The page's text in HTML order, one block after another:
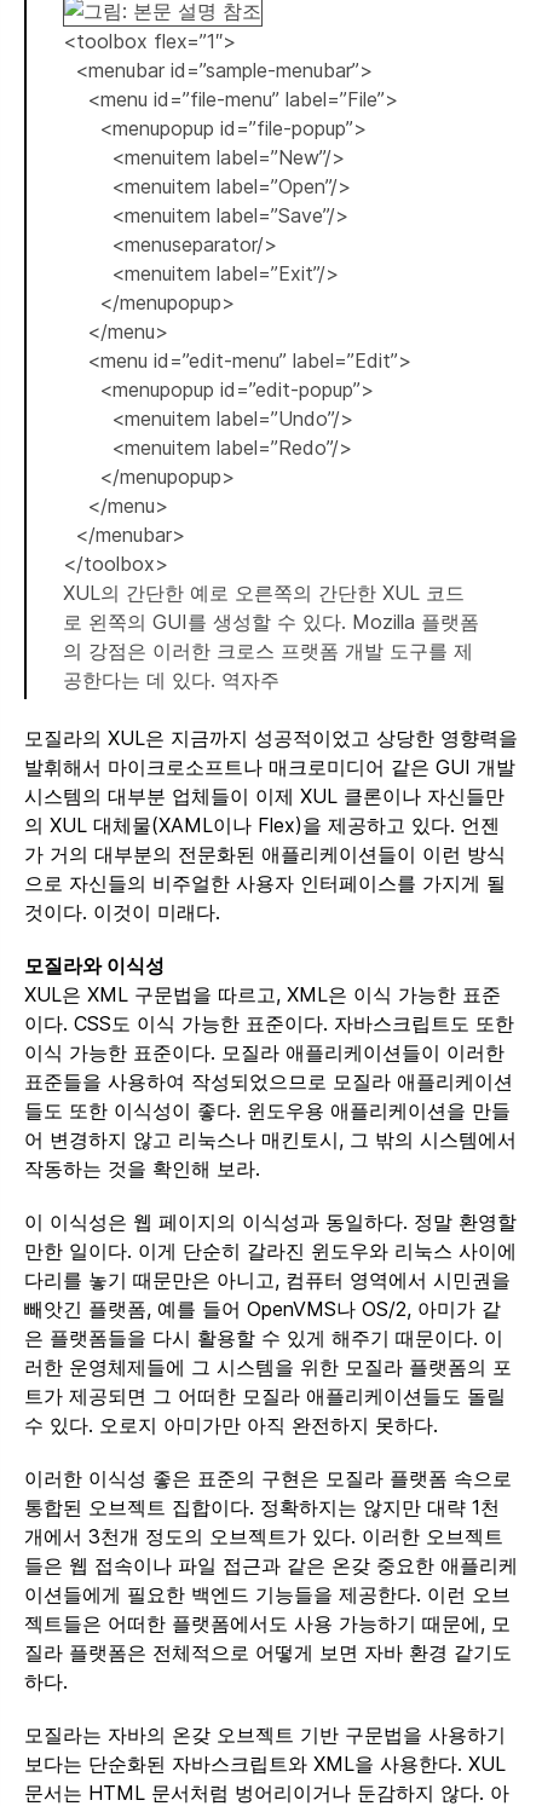
<toolbox flex=”1″>
<menubar id=”sample-menubar”>
<menu id=”file-menu” label=”File”>
<menupopup id=”file-popup”>
<menuitem label=”New”/>
<menuitem label=”Open”/>
<menuitem label=”Save”/>
<menuseparator/>
<menuitem label=”Exit”/>
</menupopup>
</menu>
<menu id=”edit-menu” label=”Edit”>
<menupopup id=”edit-popup”>
<menuitem label=”Undo”/>
<menuitem label=”Redo”/>
</menupopup>
</menu>
</menubar>
</toolbox>
XUL의 간단한 예로 오른쪽의 간단한 XUL 코드
로 왼쪽의 GUI를 생성할 수 있다. Mozilla 플랫폼
의 강점은 이러한 크로스 프랫폼 개발 도구를 제
공한다는 데 있다. 역자주
모질라의 XUL은 지금까지 성공적이었고 상당한 영향력을
발휘해서 마이크로소프트나 매크로미디어 같은 GUI 개발
시스템의 대부분 업체들이 이제 XUL 클론이나 자신들만
의 XUL 대체물(XAML이나 Flex)을 제공하고 있다. 언젠
가 거의 대부분의 전문화된 애플리케이션들이 이런 방식
으로 자신들의 비주얼한 사용자 인터페이스를 가지게 될
것이다. 이것이 미래다.
모질라와 이식성
XUL은 XML 구문법을 따르고, XML은 이식 가능한 표준
이다. CSS도 이식 가능한 표준이다. 자바스크립트도 또한
이식 가능한 표준이다. 모질라 애플리케이션들이 이러한
표준들을 사용하여 작성되었으므로 모질라 애플리케이션
들도 또한 이식성이 좋다. 윈도우용 애플리케이션을 만들
어 변경하지 않고 리눅스나 매킨토시, 그 밖의 시스템에서
작동하는 것을 확인해 보라.
이 이식성은 웹 페이지의 이식성과 동일하다. 정말 환영할
만한 일이다. 이게 단순히 갈라진 윈도우와 리눅스 사이에
다리를 놓기 때문만은 아니고, 컴퓨터 영역에서 시민권을
빼앗긴 플랫폼, 예를 들어 OpenVMS나 OS/2, 아미가 같
은 플랫폼들을 다시 활용할 수 있게 해주기 때문이다. 이
러한 운영체제들에 그 시스템을 위한 모질라 플랫폼의 포
트가 제공되면 그 어떠한 모질라 애플리케이션들도 돌릴
수 있다. 오로지 아미가만 아직 완전하지 못하다.
이러한 이식성 좋은 표준의 구현은 모질라 플랫폼 속으로
통합된 오브젝트 집합이다. 정확하지는 않지만 대략 1천
개에서 3천개 정도의 오브젝트가 있다. 이러한 오브젝트
들은 웹 접속이나 파일 접근과 같은 온갖 중요한 애플리케
이션들에게 필요한 백엔드 기능들을 제공한다. 이런 오브
젝트들은 어떠한 플랫폼에서도 사용 가능하기 때문에, 모
질라 플랫폼은 전체적으로 어떻게 보면 자바 환경 같기도
하다.
모질라는 자바의 온갖 오브젝트 기반 구문법을 사용하기
보다는 단순화된 자바스크립트와 XML을 사용한다. XUL
문서는 HTML 문서처럼 벙어리이거나 둔감하지 않다. 아